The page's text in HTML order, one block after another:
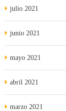
julio 2021
junio 2021
mayo 2021
abril 2021
marzo 2021